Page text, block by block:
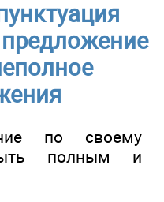
по своему
полным и